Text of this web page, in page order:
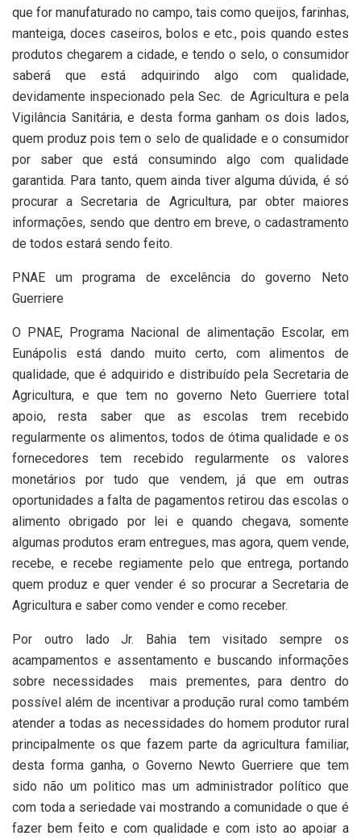
que for manufaturado no campo, tais como queijos, farinhas,
manteiga, doces caseiros, bolos e etc., pois quando estes
produtos chegarem a cidade, e tendo o selo, o consumidor
saberá que está adquirindo algo com qualidade,
devidamente inspecionado pela Sec. de Agricultura e pela
Vigilância Sanitária, e desta forma ganham os dois lados,
quem produz pois tem o selo de qualidade e o consumidor
por saber que está consumindo algo com qualidade
garantida. Para tanto, quem ainda tiver alguma dúvida, é só
procurar a Secretaria de Agricultura, par obter maiores
informações, sendo que dentro em breve, o cadastramento
de todos estará sendo feito.
PNAE um programa de excelência do governo Neto
Guerriere
O PNAE, Programa Nacional de alimentação Escolar, em
Eunápolis está dando muito certo, com alimentos de
qualidade, que é adquirido e distribuído pela Secretaria de
Agricultura, e que tem no governo Neto Guerriere total
apoio, resta saber que as escolas trem recebido
regularmente os alimentos, todos de ótima qualidade e os
fornecedores tem recebido regularmente os valores
monetários por tudo que vendem, já que em outras
oportunidades a falta de pagamentos retirou das escolas o
alimento obrigado por lei e quando chegava, somente
algumas produtos eram entregues, mas agora, quem vende,
recebe, e recebe regiamente pelo que entrega, portando
quem produz e quer vender é so procurar a Secretaria de
Agricultura e saber como vender e como receber.
Por outro lado Jr. Bahia tem visitado sempre os
acampamentos e assentamento e buscando informações
sobre necessidades
mais prementes, para dentro do
possível além de incentivar a produção rural como também
atender a todas as necessidades do homem produtor rural
principalmente os que fazem parte da agricultura familiar,
desta forma ganha, o Governo Newto Guerriere que tem
sido não um politico mas um administrador político que
com toda a seriedade vai mostrando a comunidade o que é
fazer bem feito e com qualidade e com isto ao apoiar a